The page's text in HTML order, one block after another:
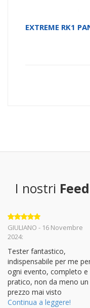
EXTREME RK1
I nostri
Valutato 5
su 5
GIULIANO - 16 Novembre
2024:
Tester fantastico,
indispensabile per me
ogni evento, completo e
pratico, non da meno un
prezzo mai visto
Continua a leggere!